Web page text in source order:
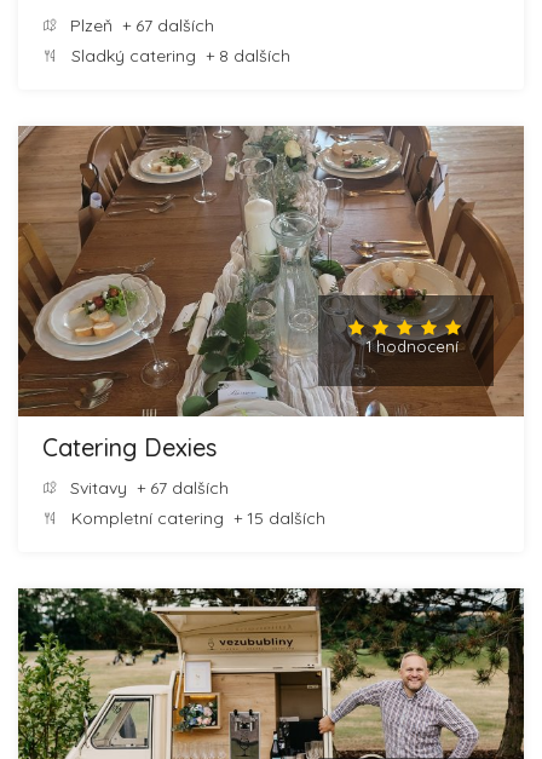
Plzeň + 67 dalších
Sladký catering + 8 dalších
1 hodnocení
Catering Dexies
Svitavy + 67 dalších
Kompletní catering + 15 dalších